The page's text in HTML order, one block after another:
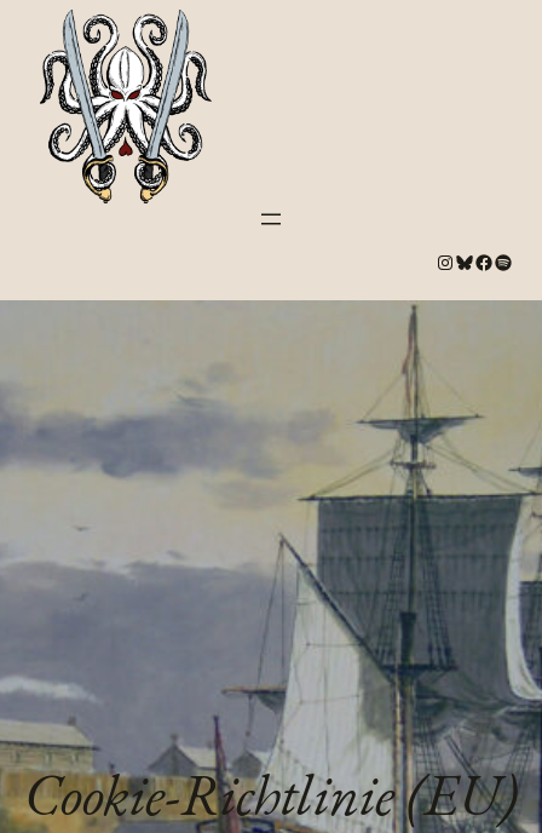
# Bluesky # Spotify
Cookie-Richtlinie (EU)